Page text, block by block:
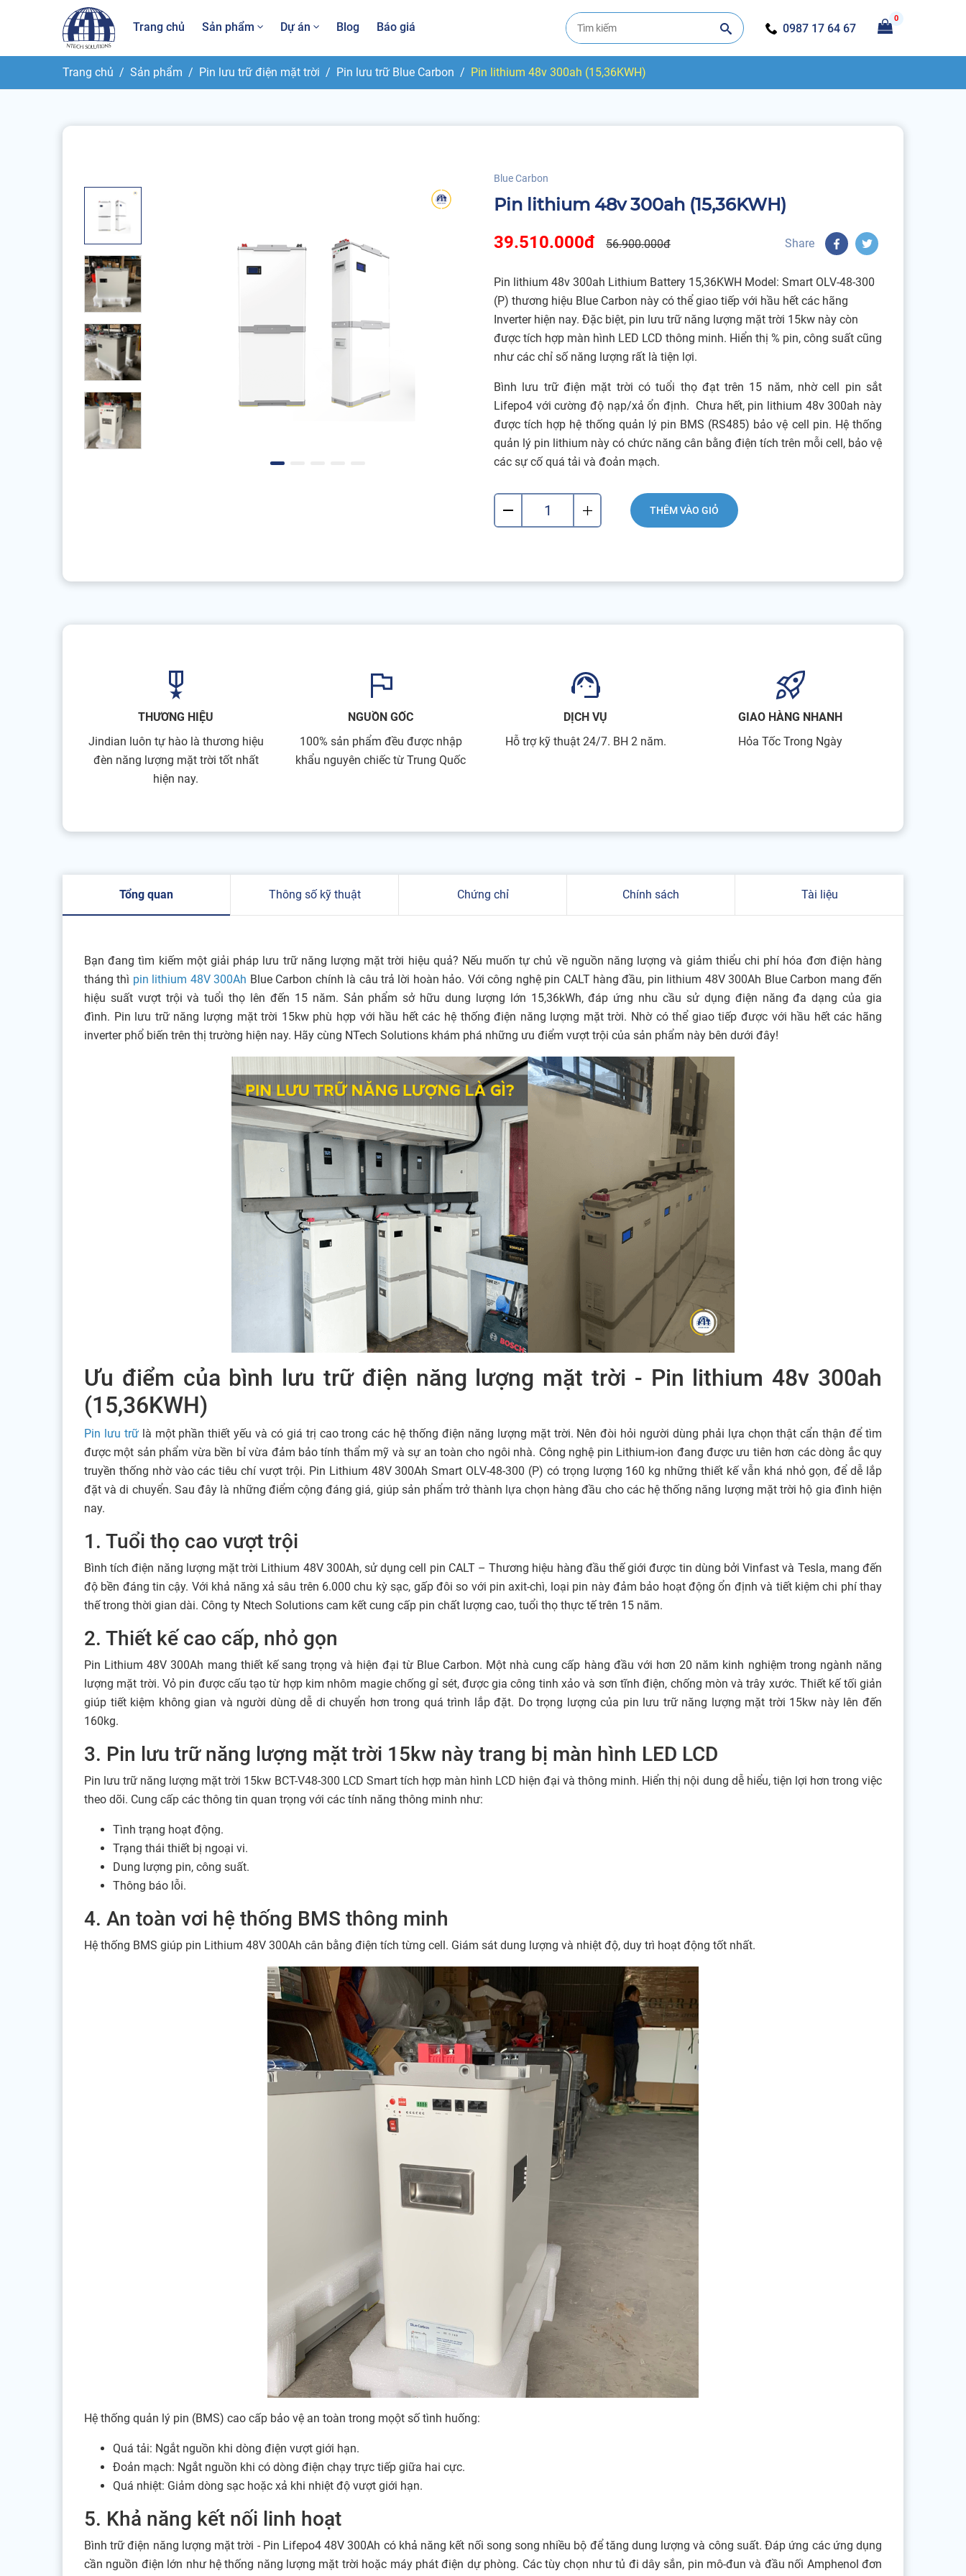
Trang chủ Sản phẩm Dự án Blog Báo giá 0987 17 64 67
0
Trang chủ Sản phẩm Pin lưu trữ điện mặt trời Pin lưu trữ Blue Carbon Pin lithium 48v 300ah (15,36KWH)
Blue Carbon
Pin lithium 48v 300ah (15,36KWH)
39.510.000đ 56.900.000đ Share
Pin lithium 48v 300ah Lithium Battery 15,36KWH Model: Smart OLV-48-300
(P) thương hiệu Blue Carbon này có thể giao tiếp với hầu hết các hãng
Inverter hiện nay. Đặc biệt, pin lưu trữ năng lượng mặt trời 15kw này còn
được tích hợp màn hình LED LCD thông minh. Hiển thị % pin, công suất cũng
như các chỉ số năng lượng rất là tiện lợi.
Bình lưu trữ điện mặt trời có tuổi thọ đạt trên 15 năm, nhờ cell pin sắt
Lifepo4 với cường độ nạp/xả ổn định. Chưa hết, pin lithium 48v 300ah này
được tích hợp hệ thống quản lý pin BMS (RS485) bảo vệ cell pin. Hệ thống
quản lý pin lithium này có chức năng cân bằng điện tích trên mỗi cell, bảo vệ
các sự cố quá tải và đoản mạch.
THÊM VÀO GIỎ
THƯƠNG HIỆU
Jindian luôn tự hào là thương hiệu
đèn năng lượng mặt trời tốt nhất
hiện nay.
NGUỒN GỐC
100% sản phẩm đều được nhập
khẩu nguyên chiếc từ Trung Quốc
DỊCH VỤ
Hỗ trợ kỹ thuật 24/7. BH 2 năm.
GIAO HÀNG NHANH
Hỏa Tốc Trong Ngày
Tổng quan Thông số kỹ thuật Chứng chỉ Chính sách Tài liệu
Bạn đang tìm kiếm một giải pháp lưu trữ năng lượng mặt trời hiệu quả? Nếu muốn tự chủ về nguồn năng lượng và giảm thiểu chi phí hóa đơn điện hàng
tháng thì pin lithium 48V 300Ah Blue Carbon chính là câu trả lời hoàn hảo. Với công nghệ pin CALT hàng đầu, pin lithium 48V 300Ah Blue Carbon mang đến
hiệu suất vượt trội và tuổi thọ lên đến 15 năm. Sản phẩm sở hữu dung lượng lớn 15,36kWh, đáp ứng nhu cầu sử dụng điện năng đa dạng của gia
đình. Pin lưu trữ năng lượng mặt trời 15kw phù hợp với hầu hết các hệ thống điện năng lượng mặt trời. Nhờ có thể giao tiếp được với hầu hết các hãng
inverter phổ biến trên thị trường hiện nay. Hãy cùng NTech Solutions khám phá những ưu điểm vượt trội của sản phẩm này bên dưới đây!
Ưu điểm của bình lưu trữ điện năng lượng mặt trời - Pin lithium 48v 300ah
(15,36KWH)
Pin lưu trữlà một phần thiết yếu và có giá trị cao trong các hệ thống điện năng lượng mặt trời. Nên đòi hỏi người dùng phải lựa chọn thật cẩn thận để tìm
được một sản phẩm vừa bền bỉ vừa đảm bảo tính thẩm mỹ và sự an toàn cho ngôi nhà. Công nghệ pin Lithium-ion đang được ưu tiên hơn các dòng ắc quy
truyền thống nhờ vào các tiêu chí vượt trội. Pin Lithium 48V 300Ah Smart OLV-48-300 (P) có trọng lượng 160 kg những thiết kế vẫn khá nhỏ gọn, để dễ lắp
đặt và di chuyển. Sau đây là những điểm cộng đáng giá, giúp sản phẩm trở thành lựa chọn hàng đầu cho các hệ thống năng lượng mặt trời hộ gia đình hiện
nay.
1. Tuổi thọ cao vượt trội
Bình tích điện năng lượng mặt trời Lithium 48V 300Ah, sử dụng cell pin CALT – Thương hiệu hàng đầu thế giới được tin dùng bởi Vinfast và Tesla, mang đến
độ bền đáng tin cậy. Với khả năng xả sâu trên 6.000 chu kỳ sạc, gấp đôi so với pin axit-chì, loại pin này đảm bảo hoạt động ổn định và tiết kiệm chi phí thay
thế trong thời gian dài. Công ty Ntech Solutions cam kết cung cấp pin chất lượng cao, tuổi thọ thực tế trên 15 năm.
2. Thiết kế cao cấp, nhỏ gọn
Pin Lithium 48V 300Ah mang thiết kế sang trọng và hiện đại từ Blue Carbon. Một nhà cung cấp hàng đầu với hơn 20 năm kinh nghiệm trong ngành năng
lượng mặt trời. Vỏ pin được cấu tạo từ hợp kim nhôm magie chống gỉ sét, được gia công tinh xảo và sơn tĩnh điện, chống mòn và trây xước. Thiết kế tối giản
giúp tiết kiệm không gian và người dùng dễ di chuyển hơn trong quá trình lắp đặt. Do trọng lượng của pin lưu trữ năng lượng mặt trời 15kw này lên đến
160kg.
3. Pin lưu trữ năng lượng mặt trời 15kw này trang bị màn hình LED LCD
Pin lưu trữ năng lượng mặt trời 15kw BCT-V48-300 LCD Smart tích hợp màn hình LCD hiện đại và thông minh. Hiển thị nội dung dễ hiểu, tiện lợi hơn trong việc
theo dõi. Cung cấp các thông tin quan trọng với các tính năng thông minh như:
Tình trạng hoạt động.
Trạng thái thiết bị ngoại vi.
Dung lượng pin, công suất.
Thông báo lỗi.
4. An toàn vơi hệ thống BMS thông minh
Hệ thống BMS giúp pin Lithium 48V 300Ah cân bằng điện tích từng cell. Giám sát dung lượng và nhiệt độ, duy trì hoạt động tốt nhất.
Hệ thống quản lý pin (BMS) cao cấp bảo vệ an toàn trong mọột số tình huống:
Quá tải: Ngắt nguồn khi dòng điện vượt giới hạn.
Đoản mạch: Ngắt nguồn khi có dòng điện chạy trực tiếp giữa hai cực.
Quá nhiệt: Giảm dòng sạc hoặc xả khi nhiệt độ vượt giới hạn.
5. Khả năng kết nối linh hoạt
Bình trữ điện năng lượng mặt trời - Pin Lifepo4 48V 300Ah có khả năng kết nối song song nhiều bộ để tăng dung lượng và công suất. Đáp ứng các ứng dụng
cần nguồn điện lớn như hệ thống năng lượng mặt trời hoặc máy phát điện dự phòng. Các tùy chọn như tủ đi dây sắn, pin mô-đun và đầu nối Amphenol đơn